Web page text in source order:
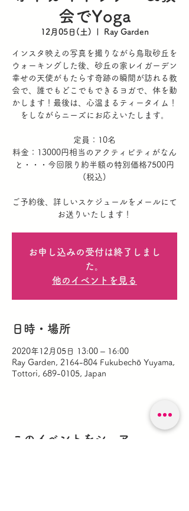
会でYoga
12月05日(土) Ray Garden
インスタ映えの写真を撮りながら鳥取砂丘を
ウォーキングした後、砂丘の家レイガーデン
幸せの天使がもたらす奇跡の瞬間が訪れる教
会で、誰でもどこでもできるヨガで、体を動
かします！最後は、心温まるティータイム！
をしながらニーズにお応えいたします。
定員：10名
料金：13000円相当のアクティビティがなん
と・・・今回限り約半額の特別価格7500円
(税込)
ご予約後、詳しいスケジュールをメールにて
お送りいたします！
お申し込みの受付は終了しまし
た。
他のイベントを見る
日時・場所
2020年12月05日 13:00 – 16:00
Ray Garden, 2164-804 Fukubechō Yuyama,
Tottori, 689-0105, Japan
このイベントをシェア